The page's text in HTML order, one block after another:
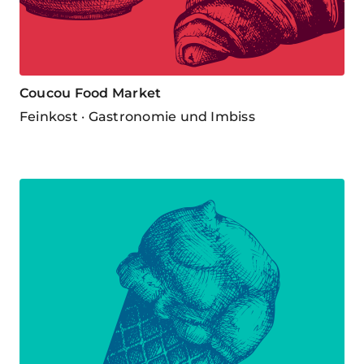
Coucou Food Market
Feinkost · Gastronomie und Imbiss